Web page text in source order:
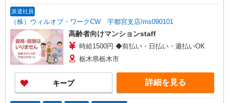
派遣社員
（株）ウィルオブ・ワークCW 宇都宮支店/ms090101
高齢者向けマンションstaff
時給1500円 ◆前払い・日払い・週払いOK
栃木県栃木市
キープ 詳細を見る